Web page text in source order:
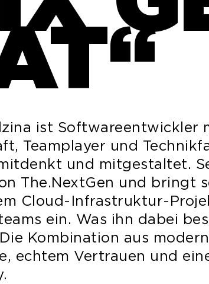
ist Softwareentwickler
Teamplayer und
und mitgestaltet.
The.NextGen und bringt
Cloud-Infrastruktur-
ein. Was ihn dabei
Kombination aus
echtem Vertrauen und